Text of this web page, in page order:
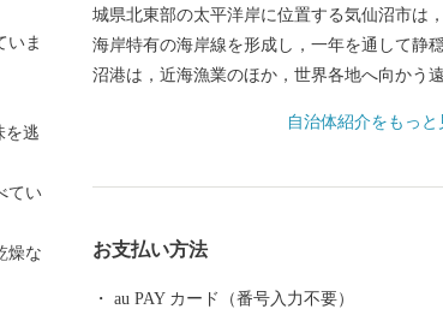
いま
を逃
てい
燥な
城県北東部の太平洋岸に位置する気仙沼市は
海岸特有の海岸線を形成し，一年を通して静
沼港は，近海漁業のほか，世界各地へ向かう遠
部である気仙沼市魚市場は，世界の海で漁獲
ヤ，ホタテなど多くの海産物が所狭しと並ぶ光
自治体紹介をもっと
お支払い方法
au PAY カード（番号入力不要）